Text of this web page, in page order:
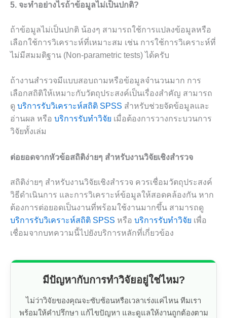
5. จะทำอย่างไรถ้าข้อมูลไม่เป็นปกติ?
ถ้าข้อมูลไม่เป็นปกติ น้องๆ สามารถใช้การแปลงข้อมูลหรือ
เลือกใช้การวิเคราะห์ที่เหมาะสม เช่น การใช้การวิเคราะห์ที่
ไม่มีสมมติฐาน (Non-parametric tests) ได้ครับ
ถ้างานสำรวจมีแบบสอบถามหรือข้อมูลจำนวนมาก การ
เลือกสถิติให้เหมาะกับวัตถุประสงค์เป็นเรื่องสำคัญ สามารถ
ดู บริการรับวิเคราะห์สถิติ SPSS สำหรับช่วยจัดข้อมูลและ
อ่านผล หรือ บริการรับทำวิจัย เมื่อต้องการวางกระบวนการ
วิจัยทั้งเล่ม
ต่อยอดจากหัวข้อสถิติง่ายๆ สำหรับงานวิจัยเชิงสำรวจ
สถิติง่ายๆ สำหรับงานวิจัยเชิงสำรวจ ควรเชื่อมวัตถุประสงค์
วิธีดำเนินการ และการวิเคราะห์ข้อมูลให้สอดคล้องกัน หาก
ต้องการต่อยอดเป็นงานที่พร้อมใช้งานมากขึ้น สามารถดู
บริการรับวิเคราะห์สถิติ SPSS หรือ บริการรับทำวิจัย เพื่อ
เชื่อมจากบทความนี้ไปยังบริการหลักที่เกี่ยวข้อง
มีปัญหากับการทำวิจัยอยู่ใช่ไหม?
ไม่ว่าวิจัยของคุณจะซับซ้อนหรือเวลาเร่งแค่ไหน ทีมเรา
พร้อมให้คำปรึกษา แก้ไขปัญหา และดูแลให้งานถูกต้องตาม